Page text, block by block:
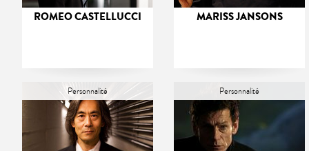
ROMEO CASTELLUCCI MARISS JANSONS
Personnalité Personnalité